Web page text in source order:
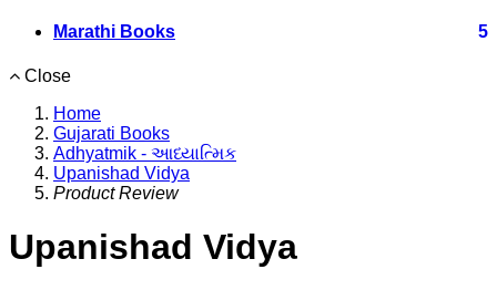
Marathi Books 5
Close
Home
Gujarati Books
Adhyatmik - આધ્યાત્મિક
Upanishad Vidya
Product Review
Upanishad Vidya